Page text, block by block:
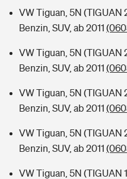
VW Tiguan, 5N (TIGUAN
Benzin, SUV, ab 2011
VW Tiguan, 5N (TIGUAN
Benzin, SUV, ab 2011
VW Tiguan, 5N (TIGUAN
Benzin, SUV, ab 2011
VW Tiguan, 5N (TIGUAN
Benzin, SUV, ab 2011
VW Tiguan, 5N (TIGUAN